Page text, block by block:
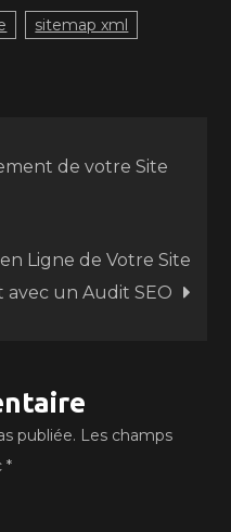
sitemap xml
de votre Site
Ligne de Votre Site
un Audit SEO
publiée. Les champs
*